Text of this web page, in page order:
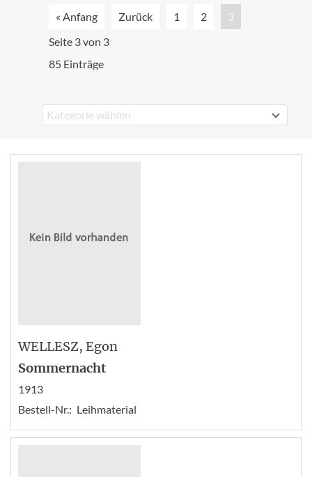
« Anfang Zurück 1 2
3
Seite 3 von 3
85 Einträge
Kategorie wählen
WELLESZ, Egon
Sommernacht
1913
Bestell-Nr.: Leihmaterial